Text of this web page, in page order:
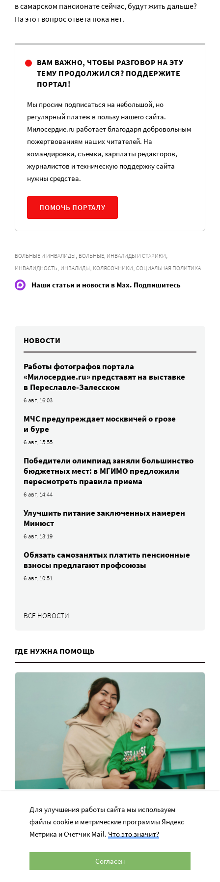
в самарском пансионате сейчас, будут жить дальше?
На этот вопрос ответа пока нет.
ВАМ ВАЖНО, ЧТОБЫ РАЗГОВОР НА ЭТУ
ТЕМУ ПРОДОЛЖИЛСЯ? ПОДДЕРЖИТЕ
ПОРТАЛ!
Мы просим подписаться на небольшой, но
регулярный платеж в пользу нашего сайта.
Милосердие.ru работает благодаря добровольным
пожертвованиям наших читателей. На
командировки, съемки, зарплаты редакторов,
журналистов и техническую поддержку сайта
нужны средства.
ПОМОЧЬ ПОРТАЛУ
БОЛЬНЫЕ И ИНВАЛИДЫ БОЛЬНЫЕ, ИНВАЛИДЫ И СТАРИКИ
ИНВАЛИДНОСТЬ ИНВАЛИДЫ КОЛЯСОЧНИКИ СОЦИАЛЬНАЯ ПОЛИТИКА
Наши статьи и новости в Max. Подпишитесь
НОВОСТИ
Работы фотографов портала
«Милосердие.ru» представят на выставке
в Переславле-Залесском
6 авг, 16:03
МЧС предупреждает москвичей о грозе
и буре
6 авг, 15:55
Победители олимпиад заняли большинство
бюджетных мест: в МГИМО предложили
пересмотреть правила приема
6 авг, 14:44
Улучшить питание заключенных намерен
Минюст
6 авг, 13:19
Обязать самозанятых платить пенсионные
взносы предлагают профсоюзы
6 авг, 10:51
ВСЕ НОВОСТИ
ГДЕ НУЖНА ПОМОЩЬ
Пусть Костя научится сидеть с опорой
У Кости тяжелый ДЦП, нужны регулярные занятия АФК
63 457 руб. Нужно 172 800 руб.
Для улучшения работы сайта мы используем
файлы cookie и метрические программы Яндекс
Метрика и Счетчик Mail. Что это значит?
Согласен